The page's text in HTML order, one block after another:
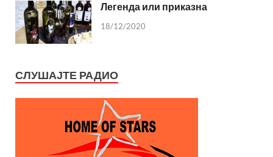
Легенда или приказна
18/12/2020
СЛУШАЈТЕ РАДИО